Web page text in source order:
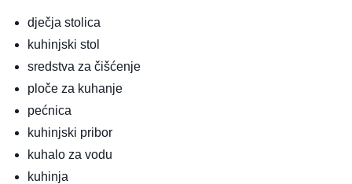
dječja stolica
kuhinjski stol
sredstva za čišćenje
ploče za kuhanje
pećnica
kuhinjski pribor
kuhalo za vodu
kuhinja